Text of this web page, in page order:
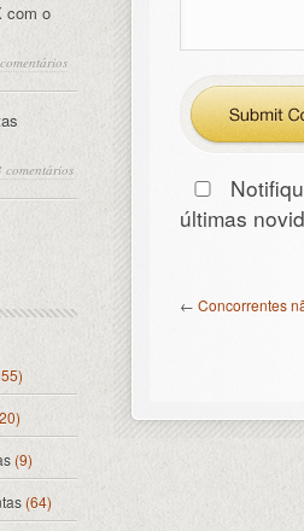
últimas
← Concorrentes
com o
comentários
(9)
(64)